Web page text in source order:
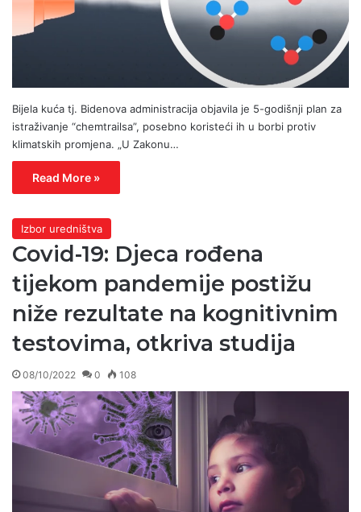
Bijela kuća tj. Bidenova administracija objavila je 5-godišnji plan za
istraživanje “chemtrailsa”, posebno koristeći ih u borbi protiv
klimatskih promjena. „U Zakonu…
Read More »
Izbor uredništva
Covid-19: Djeca rođena
tijekom pandemije postižu
niže rezultate na kognitivnim
testovima, otkriva studija
08/10/2022 0 108